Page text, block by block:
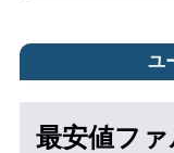
ユ
最安値フ